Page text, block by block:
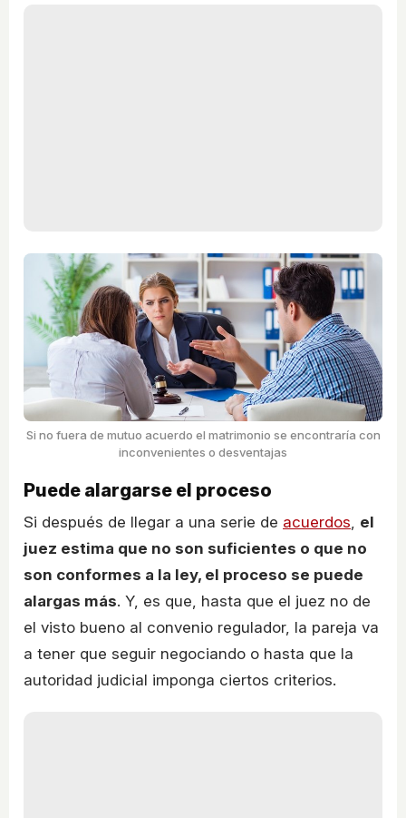
Si no fuera de mutuo acuerdo el matrimonio se encontraría con
inconvenientes o desventajas
Puede alargarse el proceso
Si después de llegar a una serie de acuerdos el
juez estima que no son suficientes o que no
son conformes a la ley, el proceso se puede
alargas más. Y, es que, hasta que el juez no de
el visto bueno al convenio regulador, la pareja va
a tener que seguir negociando o hasta que la
autoridad judicial imponga ciertos criterios.